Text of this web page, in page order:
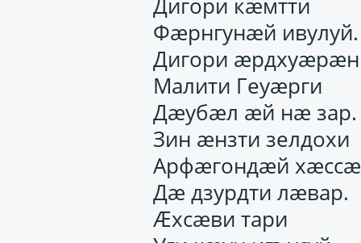
Фӕрнгунӕй ивулуй.
Дигори ӕрдхуӕрӕн
Малити Геуӕрги
Дӕубӕл ӕй нӕ зар.
Зин ӕнзти зелдохи
Арфӕгондӕй
Дӕ дзурдти лӕвар.
Ӕхсӕви тари